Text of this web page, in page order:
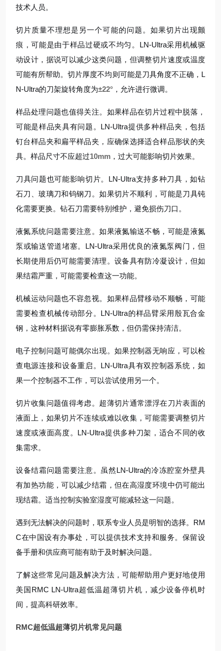
技术人员。
切片质量不理想是另一个可能的问题。如果切片出现颤
痕，可能是由于样品过硬或不均匀。LN-Ultra采用机械驱
动设计，据说可以减少这类问题，但调整切片速度或温度
可能有所帮助。切片厚度不均则可能是刀具角度不正确，L
N-Ultra的刀架旋转角度为±22° ，允许进行微调。
样品处理问题也值得关注。如果样品在切片过程中脱落，
可能是样品夹具有问题。LN-Ultra提供多种样品夹，包括
钉台样品夹和扁平样品夹，应确保选择适合样品形状的夹
具。样品尺寸不应超过10mm ，过大可能影响切片效果。
刀具问题也可能影响切片。LN-Ultra支持多种刀具，如钻
石刀、玻璃刀和钨钢刀。如果切片不顺利，可能是刀具钝
化需要更换。钻石刀需要特别维护，避免损伤刀口。
液氮系统问题需要注意。如果液氮输送不畅，可能是液氮
泵或输送管道堵塞。LN-Ultra采用优良的液氮泵阀门，但
长期使用后仍可能需要清理。设备具有防冷凝设计，但如
果结霜严重，可能需要检查这一功能。
机械运动问题也不容忽视。如果样品臂移动不顺畅，可能
需要检查机械传动部分。LN-Ultra的样品臂采用殷瓦合金
钢，这种材料据说有零膨胀系数，但仍需保持清洁。
电子控制问题可能偶尔出现。如果控制器无响应，可以检
查电源连接和设备重启。LN-Ultra具有双控制器系统，如
果一个控制器不工作，可以尝试使用另一个。
切片收集问题值得考虑。超薄切片通常漂浮在刀片表面的
液面上，如果切片不连续或难以收集，可能需要调整切片
速度或液面高度。LN-Ultra提供多种刀架，适合不同的收
集需求。
设备结霜问题需要注意。虽然LN-Ultra的冷冻腔室外壁具
有加热功能，可以减少结霜，但在高湿度环境中仍可能出
现结霜。适当控制实验室湿度可能减轻这一问题。
遇到无法解决的问题时，联系专业人员是明智的选择。RM
C在中国设有办事处，可以提供技术支持和服务。保留设
备手册和供应商可能有助于及时解决问题。
了解这些常见问题及解决方法，可能帮助用户更好地使用
美国RMC LN-Ultra超低温超薄切片机，减少设备停机时
间，提高科研效率。
RMC超低温超薄切片机常见问题